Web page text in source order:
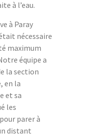
à l’eau.
à Paray
nécessaire
maximum
équipe a
la section
en la
et sa
les
parer à
distant